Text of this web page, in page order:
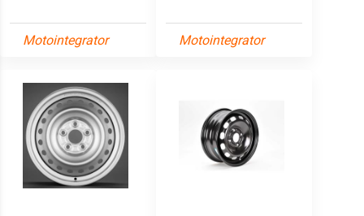
Motointegrator Motointegrator